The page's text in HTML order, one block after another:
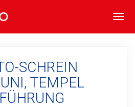
SCHREIN
TEMPEL